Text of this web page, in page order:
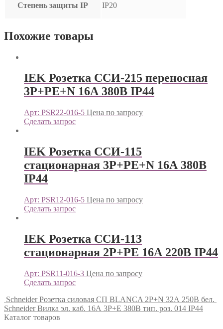
Степень защиты IP IP20
Похожие товары
IEK Розетка ССИ-215 переносная
3Р+РЕ+N 16А 380В IP44
Арт: PSR22-016-5 Цена по запросу
Сделать запрос
IEK Розетка ССИ-115
стационарная 3Р+РЕ+N 16А 380В
IP44
Арт: PSR12-016-5 Цена по запросу
Сделать запрос
IEK Розетка ССИ-113
стационарная 2Р+РЕ 16А 220В IP44
Арт: PSR11-016-3 Цена по запросу
Сделать запрос
Schneider Розетка силовая СП BLANCA 2P+N 32А 250В бел.
Schneider Вилка эл. каб. 16А 3P+E 380В тип. роз. 014 IP44
Каталог товаров